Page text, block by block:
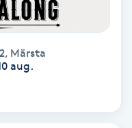
, Märsta
aug.